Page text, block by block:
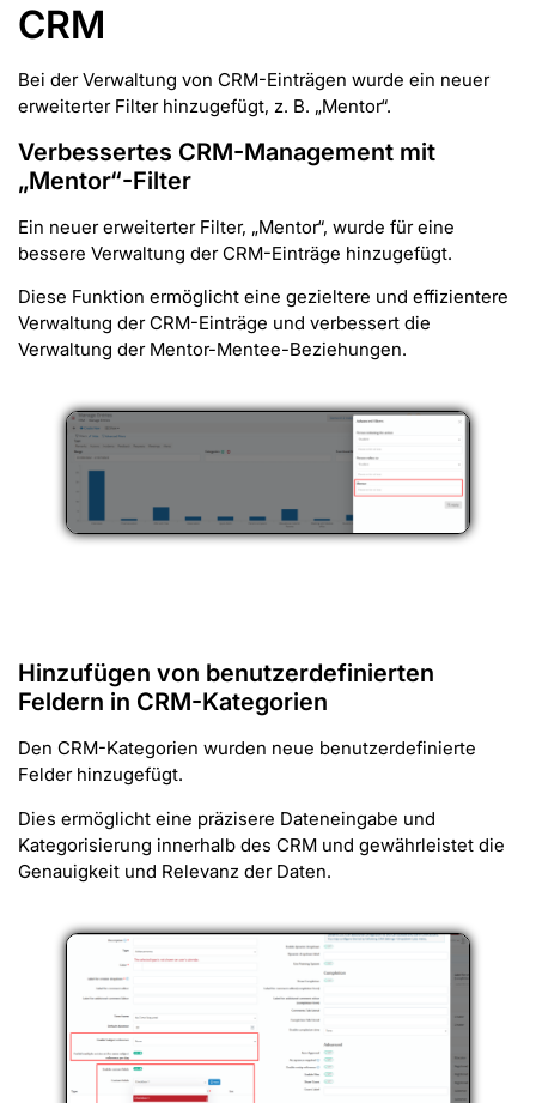
CRM
Bei der Verwaltung von CRM-Einträgen wurde ein neuer
erweiterter Filter hinzugefügt, z. B. „Mentor“.
Verbessertes CRM-Management mit
„Mentor“-Filter
Ein neuer erweiterter Filter, „Mentor“, wurde für eine
bessere Verwaltung der CRM-Einträge hinzugefügt.
Diese Funktion ermöglicht eine gezieltere und effizientere
Verwaltung der CRM-Einträge und verbessert die
Verwaltung der Mentor-Mentee-Beziehungen.
Hinzufügen von benutzerdefinierten
Feldern in CRM-Kategorien
Den CRM-Kategorien wurden neue benutzerdefinierte
Felder hinzugefügt.
Dies ermöglicht eine präzisere Dateneingabe und
Kategorisierung innerhalb des CRM und gewährleistet die
Genauigkeit und Relevanz der Daten.